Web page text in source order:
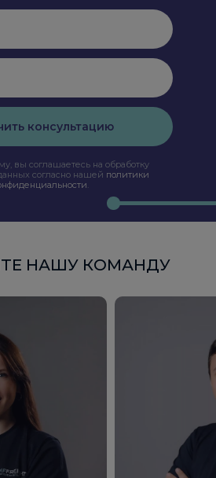
консультацию
вы соглашаетесь на обработку
согласно нашей политики
.
НАШУ КОМАНДУ